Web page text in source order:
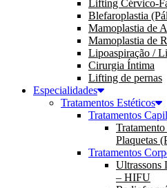
Lifting Cérvico-
Blefaroplastia
Mamoplastia de
Mamoplastia de
Lipoaspiração /
Cirurgia Íntima
Lifting de pernas
Especialidades
Tratamentos Estéticos
Tratamentos
Plaquetas
Tratamentos
Ultrassons
– HIFU